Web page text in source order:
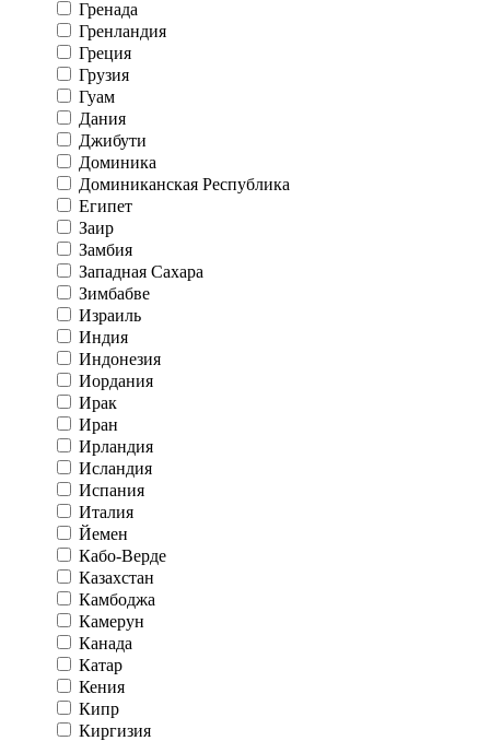
Гренада
Гренландия
Греция
Грузия
Гуам
Дания
Джибути
Доминика
Доминиканская Республика
Египет
Заир
Замбия
Западная Сахара
Зимбабве
Израиль
Индия
Индонезия
Иордания
Ирак
Иран
Ирландия
Исландия
Испания
Италия
Йемен
Кабо-Верде
Казахстан
Камбоджа
Камерун
Канада
Катар
Кения
Кипр
Киргизия